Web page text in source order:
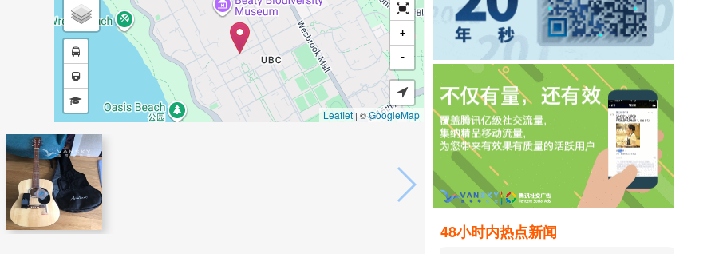
48小时内热点新闻
+
-
Leaflet | ©GoogleMap